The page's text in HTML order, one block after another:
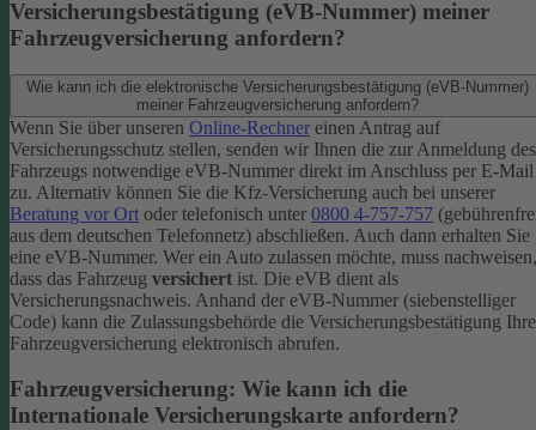
Versicherungsbestätigung (eVB-Nummer) meiner
Fahrzeugversicherung anfordern?
Wie kann ich die elektronische Versicherungsbestätigung (eVB-Nummer)
meiner Fahrzeugversicherung anfordern?
Wenn Sie über unseren Online-Rechner einen Antrag auf
Versicherungsschutz stellen, senden wir Ihnen die zur Anmeldung des
Fahrzeugs notwendige eVB-​Nummer direkt im Anschluss per E-Mail
zu. Alternativ können Sie die Kfz-​Versicherung auch bei unserer
Beratung vor Ort oder telefonisch unter 0800 4-​757-757
aus dem deutschen Telefonnetz) abschließen. Auch dann erhalten Sie
eine eVB-Nummer. Wer ein Auto zulassen möchte, muss nachweisen,
dass das Fahrzeug versichert ist. Die eVB dient als
Versicherungsnachweis. Anhand der eVB-Nummer (siebenstelliger
Code) kann die Zulassungsbehörde die Versicherungsbestätigung
Fahrzeugversicherung elektronisch abrufen.
Fahrzeugversicherung: Wie kann ich die
Internationale Versicherungskarte anfordern?